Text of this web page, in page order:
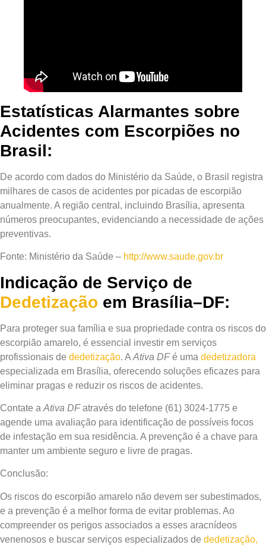
Estatísticas Alarmantes sobre
Acidentes com Escorpiões no
Brasil:
De acordo com dados do Ministério da Saúde, o Brasil registra
milhares de casos de acidentes por picadas de escorpião
anualmente. A região central, incluindo Brasília, apresenta
números preocupantes, evidenciando a necessidade de ações
preventivas.
Fonte: Ministério da Saúde – http://www.saude.gov.br
Indicação de Serviço de
Dedetização em Brasília–DF:
Para proteger sua família e sua propriedade contra os riscos do
escorpião amarelo, é essencial investir em serviços
profissionais de dedetização. A Ativa DFé uma dedetizadora
especializada em Brasília, oferecendo soluções eficazes para
eliminar pragas e reduzir os riscos de acidentes.
Contate a Ativa DFatravés do telefone (61) 3024-1775 e
agende uma avaliação para identificação de possíveis focos
de infestação em sua residência. A prevenção é a chave para
manter um ambiente seguro e livre de pragas.
Conclusão:
Os riscos do escorpião amarelo não devem ser subestimados,
e a prevenção é a melhor forma de evitar problemas. Ao
compreender os perigos associados a esses aracnídeos
venenosos e buscar serviços especializados de dedetização,